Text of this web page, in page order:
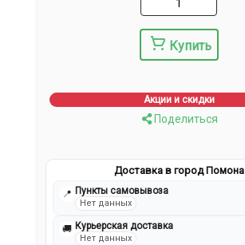
Купить
Акции и скидки
Поделиться
Доставка в город Помона
📍 Пункты самовывоза
Нет данных
🚚 Курьерская доставка
Нет данных